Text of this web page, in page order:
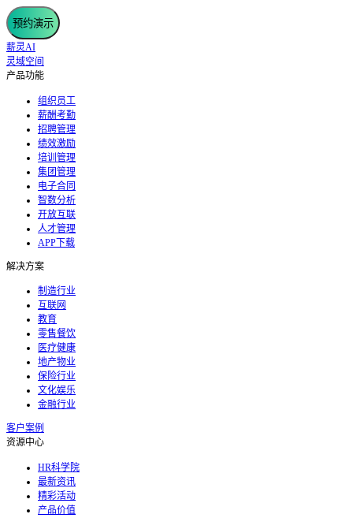
预约演示
薪灵AI
灵域空间
产品功能
组织员工
薪酬考勤
招聘管理
绩效激励
培训管理
集团管理
电子合同
智数分析
开放互联
人才管理
APP下载
解决方案
制造行业
互联网
教育
零售餐饮
医疗健康
地产物业
保险行业
文化娱乐
金融行业
客户案例
资源中心
HR科学院
最新资讯
精彩活动
产品价值